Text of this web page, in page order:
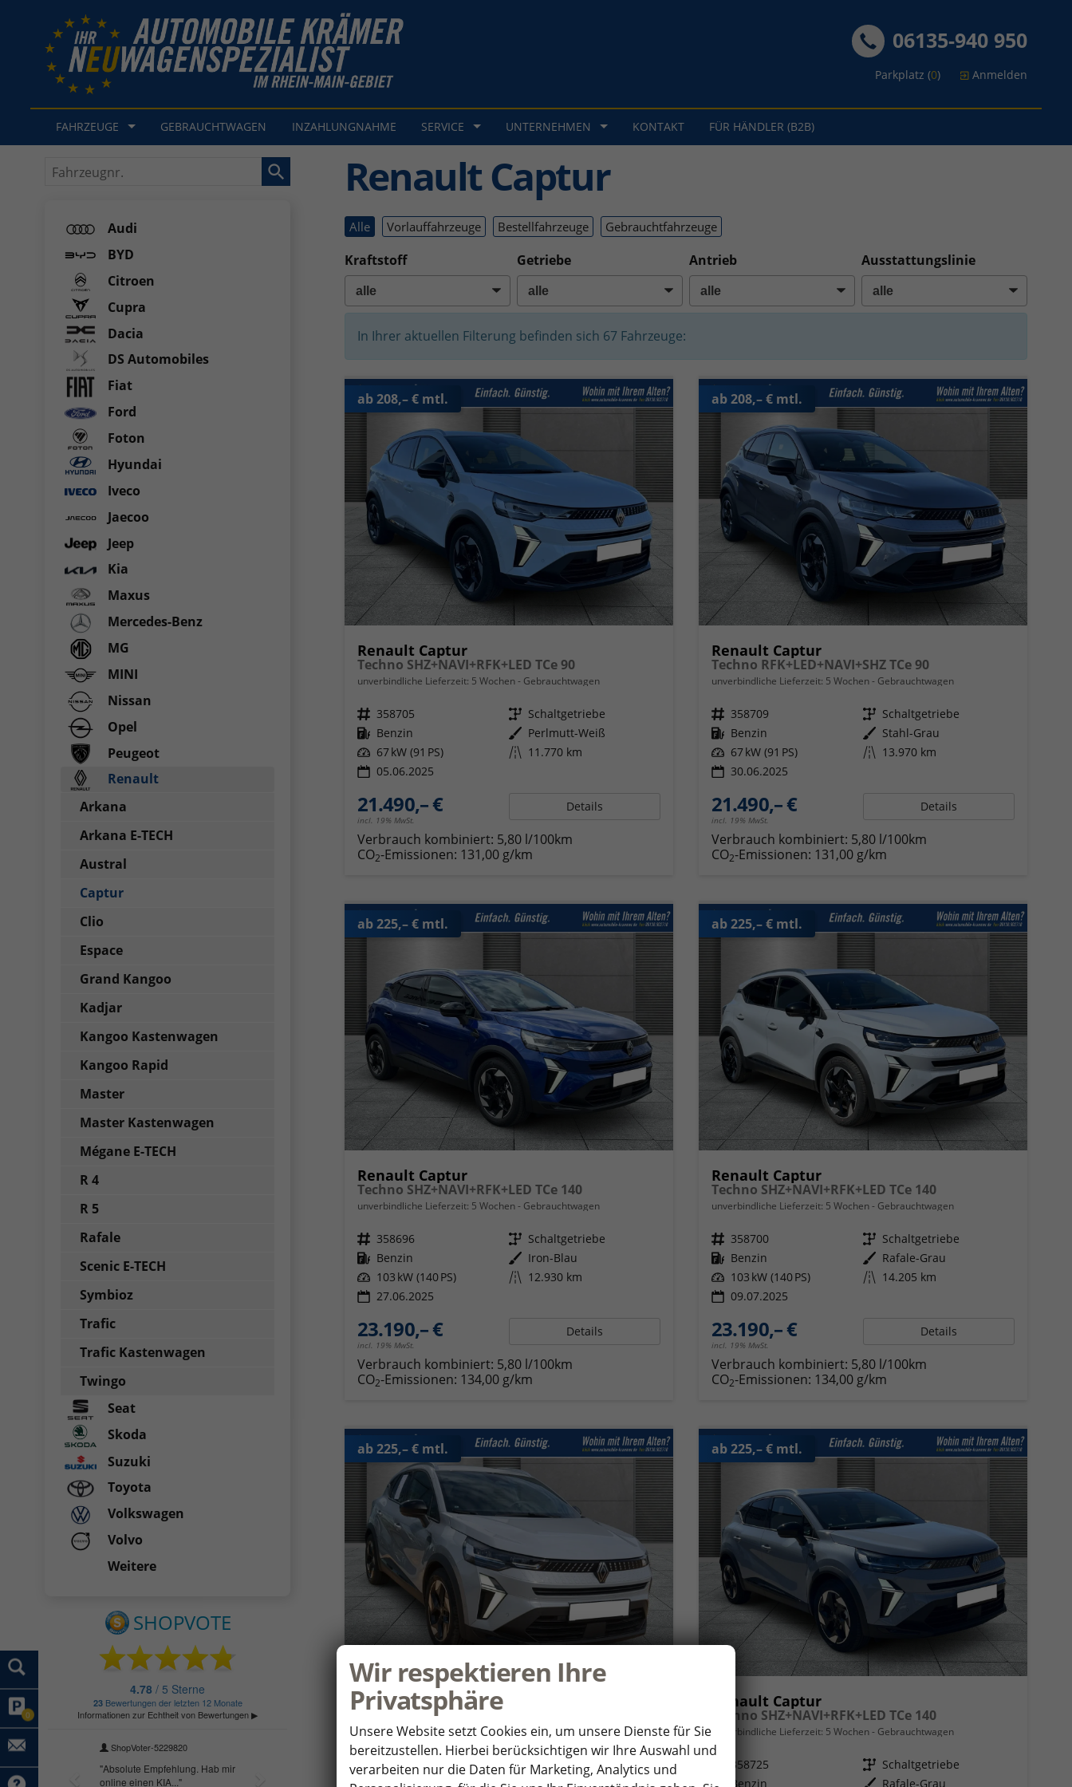
0
06135-940 950
Parkplatz (0) Anmelden
FAHRZEUGE GEBRAUCHTWAGEN INZAHLUNGNAHME SERVICE UNTERNEHMEN KONTAKT FÜR HÄNDLER (B2B)
Renault Captur
Alle Vorlauffahrzeuge Bestellfahrzeuge Gebrauchtfahrzeuge
Kraftstoff Getriebe Antrieb Ausstattungslinie
In Ihrer aktuellen Filterung befinden sich 67 Fahrzeuge:
ab 208,– € mtl.
Renault Captur
Techno SHZ+NAVI+RFK+LED TCe 90
unverbindliche Lieferzeit: 5 Wochen Gebrauchtwagen
Fahrzeugnr. 358705 Getriebe Schaltgetriebe
Kraftstoff Benzin Außenfarbe Perlmutt-Weiß
Leistung 67 kW (91 PS) Kilometerstand 11.770 km
05.06.2025
21.490,– €
incl. 19% MwSt.
Details
Verbrauch kombiniert: 5,80 l/100km
CO2-Emissionen: 131,00 g/km
ab 208,– € mtl.
Renault Captur
Techno RFK+LED+NAVI+SHZ TCe 90
unverbindliche Lieferzeit: 5 Wochen Gebrauchtwagen
Fahrzeugnr. 358709 Getriebe Schaltgetriebe
Kraftstoff Benzin Außenfarbe Stahl-Grau
Leistung 67 kW (91 PS) Kilometerstand 13.970 km
30.06.2025
21.490,– €
incl. 19% MwSt.
Details
Verbrauch kombiniert: 5,80 l/100km
CO2-Emissionen: 131,00 g/km
ab 225,– € mtl.
Renault Captur
Techno SHZ+NAVI+RFK+LED TCe 140
unverbindliche Lieferzeit: 5 Wochen Gebrauchtwagen
Fahrzeugnr. 358696 Getriebe Schaltgetriebe
Kraftstoff Benzin Außenfarbe Iron-Blau
Leistung 103 kW (140 PS) Kilometerstand 12.930 km
27.06.2025
23.190,– €
incl. 19% MwSt.
Details
Verbrauch kombiniert: 5,80 l/100km
CO2-Emissionen: 134,00 g/km
ab 225,– € mtl.
Renault Captur
Techno SHZ+NAVI+RFK+LED TCe 140
unverbindliche Lieferzeit: 5 Wochen Gebrauchtwagen
Fahrzeugnr. 358700 Getriebe Schaltgetriebe
Kraftstoff Benzin Außenfarbe Rafale-Grau
Leistung 103 kW (140 PS) Kilometerstand 14.205 km
09.07.2025
23.190,– €
incl. 19% MwSt.
Details
Verbrauch kombiniert: 5,80 l/100km
CO2-Emissionen: 134,00 g/km
ab 225,– € mtl.
Renault Captur
Techno SHZ+NAVI+RFK+LED TCe 140
unverbindliche Lieferzeit:5 Wochen Gebrauchtwagen
Fahrzeugnr. 358721 Getriebe Schaltgetriebe
Kraftstoff Benzin Außenfarbe Rafale-Grau
ab 225,– € mtl.
Renault Captur
Techno SHZ+NAVI+RFK+LED TCe 140
unverbindliche Lieferzeit: 5 Wochen Gebrauchtwagen
358725 Getriebe Schaltgetriebe
Kraftstoff
Benzin Außenfarbe Rafale-Grau
Fahrzeugnr.
Audi
BYD
Citroen
Cupra
Dacia
DS Automobiles
Fiat
Ford
Foton
Hyundai
Iveco
Jaecoo
Jeep
Kia
Maxus
Mercedes-Benz
MG
MINI
Nissan
Opel
Peugeot
Renault
Arkana
Arkana E-TECH
Austral
Captur
Clio
Espace
Grand Kangoo
Kadjar
Kangoo Kastenwagen
Kangoo Rapid
Master
Master Kastenwagen
Mégane E-TECH
R 4
R 5
Rafale
Scenic E-TECH
Symbioz
Trafic
Trafic Kastenwagen
Twingo
Seat
Skoda
Suzuki
Toyota
Volkswagen
Volvo
Weitere
Wir respektieren Ihre
Privatsphäre
Unsere Website setzt Cookies ein, um unsere Dienste für Sie
bereitzustellen. Hierbei berücksichtigen wir Ihre Auswahl und
verarbeiten nur die Daten für Marketing, Analytics und